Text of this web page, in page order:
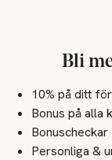
Bli
10% på ditt
Bonus på alla
Bonuscheckar
Personliga &